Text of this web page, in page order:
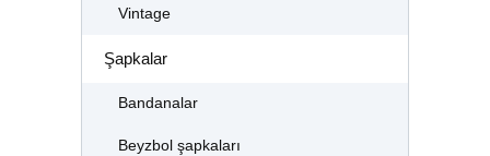
Vintage
Şapkalar
Bandanalar
Beyzbol şapkaları